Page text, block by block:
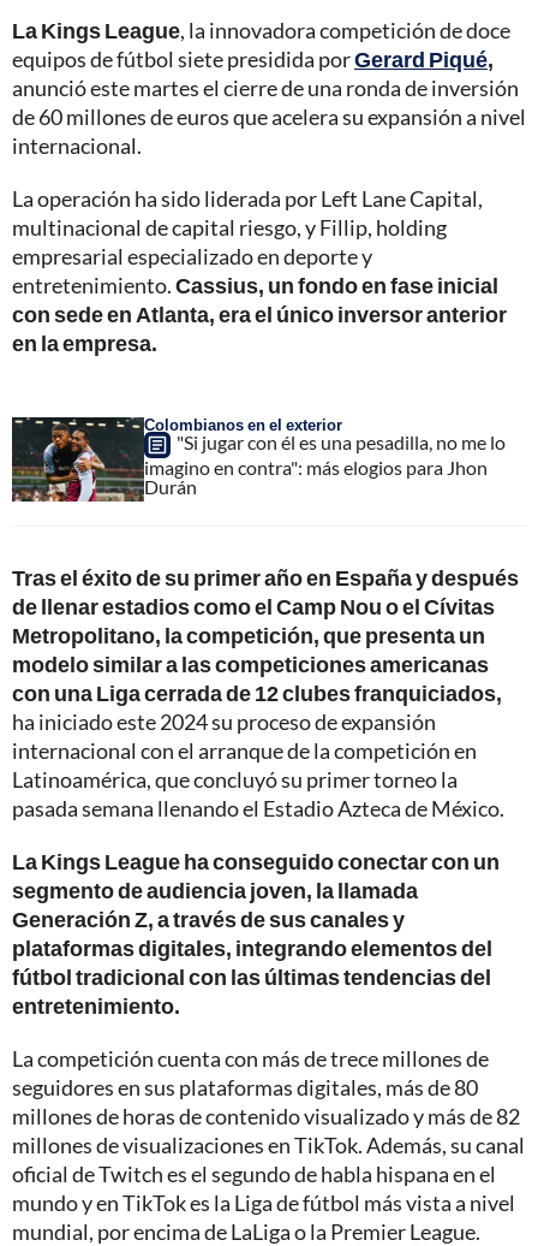
La Kings League, la innovadora competición de doce
equipos de fútbol siete presidida porGerard Piqué,
anunció este martes el cierre de una ronda de inversión
de 60 millones de euros que acelera su expansión a nivel
internacional.
La operación ha sido liderada por Left Lane Capital,
multinacional de capital riesgo, y Fillip, holding
empresarial especializado en deporte y
entretenimiento.Cassius, un fondo en fase inicial
con sede en Atlanta, era el único inversor anterior
en la empresa.
Colombianos en el exterior
"Si jugar con él es una pesadilla, no me lo
imagino en contra": más elogios para Jhon
Durán
Tras el éxito de su primer año en España y después
de llenar estadios como el Camp Nou o el Cívitas
Metropolitano, la competición, que presenta un
modelo similar a las competiciones americanas
con una Liga cerrada de 12 clubes franquiciados,
ha iniciado este 2024 su proceso de expansión
internacional con el arranque de la competición en
Latinoamérica, que concluyó su primer torneo la
pasada semana llenando el Estadio Azteca de México.
La Kings League ha conseguido conectar con un
segmento de audiencia joven, la llamada
Generación Z, a través de sus canales y
plataformas digitales, integrando elementos del
fútbol tradicional con las últimas tendencias del
entretenimiento.
La competición cuenta con más de trece millones de
seguidores en sus plataformas digitales, más de 80
millones de horas de contenido visualizado y más de 82
millones de visualizaciones en TikTok. Además, su canal
oficial de Twitch es el segundo de habla hispana en el
mundo y en TikTok es la Liga de fútbol más vista a nivel
mundial, por encima de LaLiga o la Premier League.